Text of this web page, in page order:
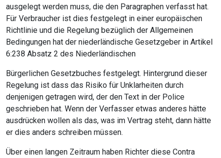
ausgelegt werden muss, die den Paragraphen verfasst hat.
Für Verbraucher ist dies festgelegt in einer europäischen
Richtlinie und die Regelung bezüglich der Allgemeinen
Bedingungen hat der niederländische Gesetzgeber in Artikel
6:238 Absatz 2 des Niederländischen
Bürgerlichen Gesetzbuches festgelegt. Hintergrund dieser
Regelung ist dass das Risiko für Unklarheiten durch
denjenigen getragen wird, der den Text in der Police
geschrieben hat. Wenn der Verfasser etwas anderes hätte
ausdrücken wollen als das, was im Vertrag steht, dann hätte
er dies anders schreiben müssen.
Über einen langen Zeitraum haben Richter diese Contra